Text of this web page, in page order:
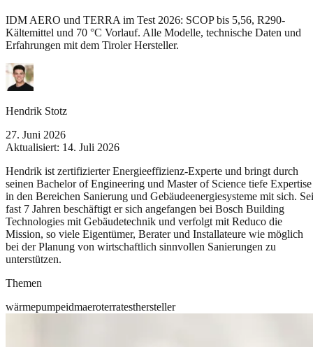
IDM AERO und TERRA im Test 2026: SCOP bis 5,56, R290-
Kältemittel und 70 °C Vorlauf. Alle Modelle, technische Daten und
Erfahrungen mit dem Tiroler Hersteller.
Hendrik Stotz
27. Juni 2026
Aktualisiert: 14. Juli 2026
Hendrik ist zertifizierter Energieeffizienz-Experte und bringt durch
seinen Bachelor of Engineering und Master of Science tiefe Expertise
in den Bereichen Sanierung und Gebäudeenergiesysteme mit sich.
fast 7 Jahren beschäftigt er sich angefangen bei Bosch Building
Technologies mit Gebäudetechnik und verfolgt mit Reduco die
Mission, so viele Eigentümer, Berater und Installateure wie möglich
bei der Planung von wirtschaftlich sinnvollen Sanierungen zu
unterstützen.
Themen
wärmepumpeidmaeroterratesthersteller